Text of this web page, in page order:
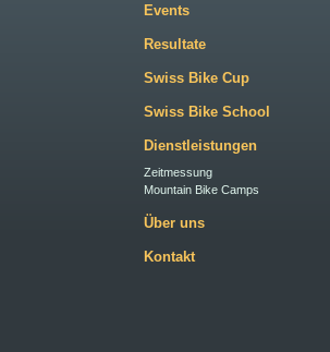
Events
Resultate
Swiss Bike Cup
Swiss Bike School
Dienstleistungen
Zeitmessung
Mountain Bike Camps
Über uns
Kontakt